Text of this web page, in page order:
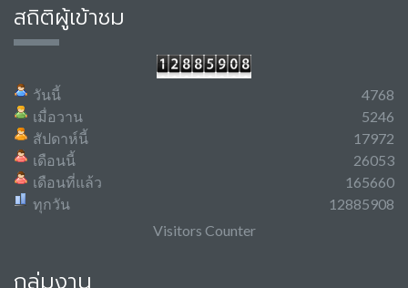
สถิติผู้เข้าชม
วันนี้
เมื่อวาน
สัปดาห์นี้
เดือนนี้
เดือนที่แล้ว
ทุกวัน
4768
5246
17972
26053
165660
12885908
Visitors Counter